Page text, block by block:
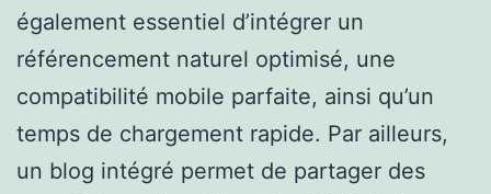
également essentiel d’intégrer un
référencement naturel optimisé, une
compatibilité mobile parfaite, ainsi qu’un
temps de chargement rapide. Par ailleurs,
un blog intégré permet de partager des